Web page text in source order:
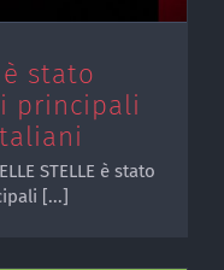
è stato
principali
STELLE è stato
[...]